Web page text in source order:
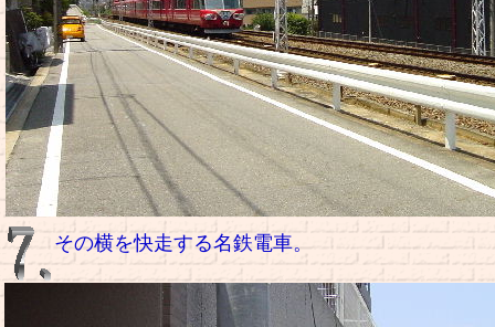
その横を快走する名鉄電車。